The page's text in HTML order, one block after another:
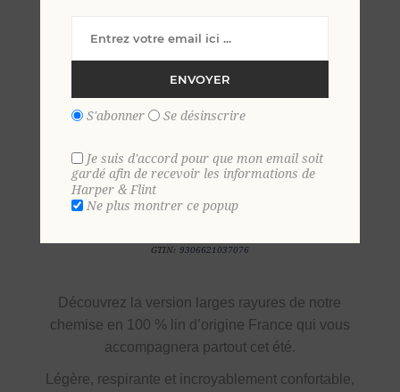
M L XL 2 XL 3 XL 4 XL
GTIN: 9306621037076
Découvrez la version larges rayures de notre
chemise en 100 % lin d’origine France qui vous
accompagnera partout cet été.
Légère, respirante et incroyablement confortable,
ENVOYER
S'abonner Se désinscrire
Je suis d'accord pour que mon email soit
gardé afin de recevoir les informations de
Harper & Flint
Ne plus montrer ce popup